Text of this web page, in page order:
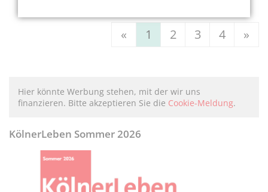
« 1 2 3 4 »
Hier könnte Werbung stehen, mit der wir uns
finanzieren. Bitte akzeptieren Sie die Cookie-Meldung.
KölnerLeben Sommer 2026